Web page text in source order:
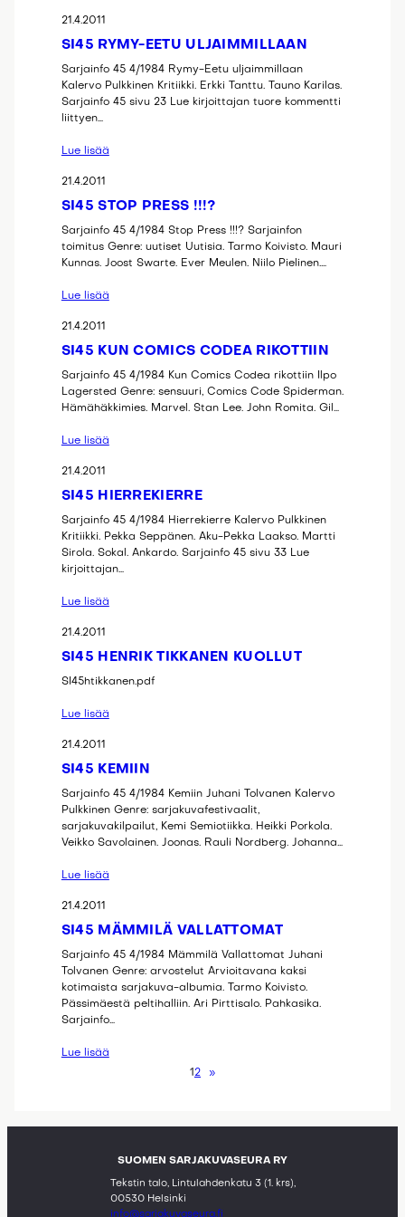
21.4.2011
SI45 RYMY-EETU ULJAIMMILLAAN
Sarjainfo 45 4/1984 Rymy-Eetu uljaimmillaan
Kalervo Pulkkinen Kritiikki. Erkki Tanttu. Tauno Karilas.
Sarjainfo 45 sivu 23 Lue kirjoittajan tuore kommentti
liittyen…
Lue lisää
21.4.2011
SI45 STOP PRESS !!!?
Sarjainfo 45 4/1984 Stop Press !!!? Sarjainfon
toimitus Genre: uutiset Uutisia. Tarmo Koivisto. Mauri
Kunnas. Joost Swarte. Ever Meulen. Niilo Pielinen.…
Lue lisää
21.4.2011
SI45 KUN COMICS CODEA RIKOTTIIN
Sarjainfo 45 4/1984 Kun Comics Codea rikottiin Ilpo
Lagersted Genre: sensuuri, Comics Code Spiderman.
Hämähäkkimies. Marvel. Stan Lee. John Romita. Gil…
Lue lisää
21.4.2011
SI45 HIERREKIERRE
Sarjainfo 45 4/1984 Hierrekierre Kalervo Pulkkinen
Kritiikki. Pekka Seppänen. Aku-Pekka Laakso. Martti
Sirola. Sokal. Ankardo. Sarjainfo 45 sivu 33 Lue
kirjoittajan…
Lue lisää
21.4.2011
SI45 HENRIK TIKKANEN KUOLLUT
SI45htikkanen.pdf
Lue lisää
21.4.2011
SI45 KEMIIN
Sarjainfo 45 4/1984 Kemiin Juhani Tolvanen Kalervo
Pulkkinen Genre: sarjakuvafestivaalit,
sarjakuvakilpailut, Kemi Semiotiikka. Heikki Porkola.
Veikko Savolainen. Joonas. Rauli Nordberg. Johanna…
Lue lisää
21.4.2011
SI45 MÄMMILÄ VALLATTOMAT
Sarjainfo 45 4/1984 Mämmilä Vallattomat Juhani
Tolvanen Genre: arvostelut Arvioitavana kaksi
kotimaista sarjakuva-albumia. Tarmo Koivisto.
Pässimäestä peltihalliin. Ari Pirttisalo. Pahkasika.
Sarjainfo…
Lue lisää
12 »
SUOMEN SARJAKUVASEURA RY
Tekstin talo, Lintulahdenkatu 3 (1. krs),
00530 Helsinki
info@sarjakuvaseura.fi